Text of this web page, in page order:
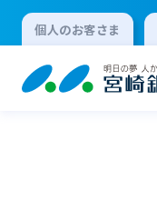
個人のお客さま